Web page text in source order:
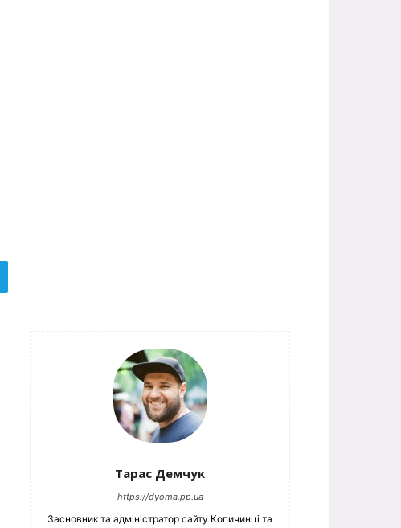
Тарас Демчук
https://dyoma.pp.ua
Засновник та адміністратор сайту Копичинці та